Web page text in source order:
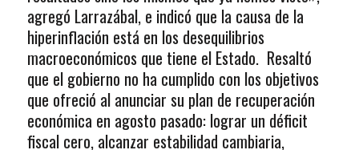
agregó Larrazábal, e indicó que la causa de la
hiperinflación está en los desequilibrios
macroeconómicos que tiene el Estado. Resaltó
que el gobierno no ha cumplido con los objetivos
que ofreció al anunciar su plan de recuperación
económica en agosto pasado: lograr un déficit
fiscal cero, alcanzar estabilidad cambiaria,